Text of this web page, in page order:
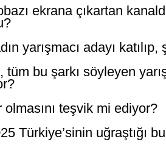
ekrana çıkartan
yarışmacı adayı
bu şarkı söyleyen
olmasını teşvik mi ediyor?
Türkiye’sinin uğraştığı